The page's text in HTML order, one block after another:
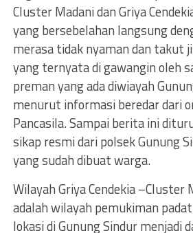
Cluster Madani dan Griya
yang bersebelahan langsung
merasa tidak nyaman dan takut
yang ternyata di gawangin oleh
preman yang ada diwiayah
menurut informasi beredar dari
Pancasila. Sampai berita ini
sikap resmi dari polsek Gunung
yang sudah dibuat warga.
Wilayah Griya Cendekia –Cluster
adalah wilayah pemukiman
lokasi di Gunung Sindur menjadi